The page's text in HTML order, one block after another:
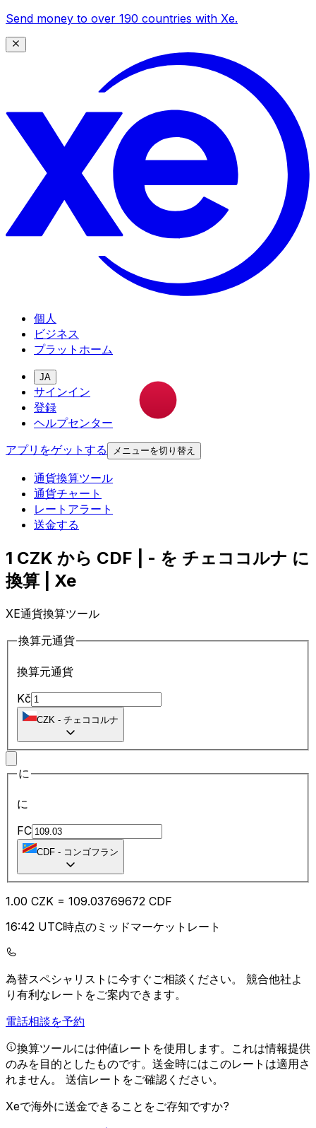
Send money to over 190 countries with Xe.
個人
ビジネス
プラットホーム
JA
サインイン
登録
ヘルプセンター
アプリをゲットする
メニューを切り替え
通貨換算ツール
通貨チャート
レートアラート
送金する
1 CZK から CDF | - を チェココルナ に
換算 | Xe
XE通貨換算ツール
換算元通貨
換算元通貨
Kč
CZK - チェココルナ
に
に
FC
CDF - コンゴフラン
1.00 CZK = 109.03769672 CDF
16:42 UTC時点のミッドマーケットレート
為替スペシャリストに今すぐご相談ください。 競合他社よ
り有利なレートをご案内できます。
電話相談を予約
換算ツールには仲値レートを使用します。これは情報提供
のみを目的としたものです。送金時にはこのレートは適用さ
れません。 送信レートをご確認ください。
Xeで海外に送金できることをご存知ですか?